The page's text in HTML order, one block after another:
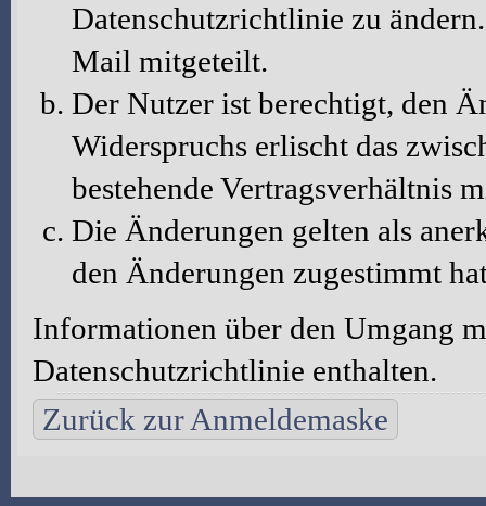
Datenschutzrichtlinie zu
Mail mitgeteilt.
Der Nutzer ist berechtigt, den
Widerspruchs erlischt das
bestehende Vertragsverhältnis
Die Änderungen gelten als
den Änderungen zugestimmt
Informationen über den Umgang
Datenschutzrichtlinie enthalten.
Zurück zur Anmeldemaske